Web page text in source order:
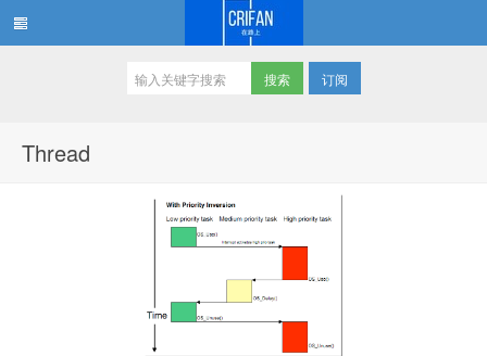
订阅
Thread